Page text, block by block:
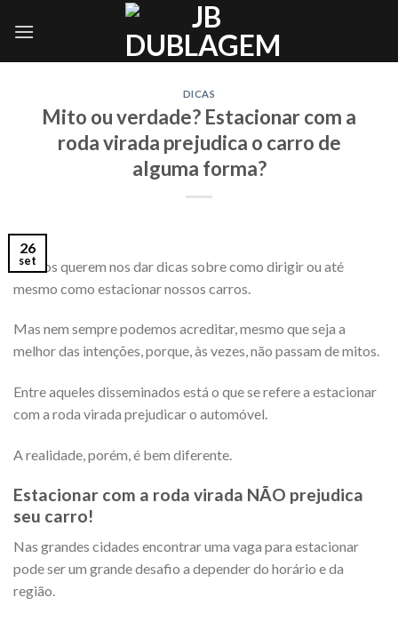
DICAS
Mito ou verdade? Estacionar com a
roda virada prejudica o carro de
alguma forma?
26
set
Muitos querem nos dar dicas sobre como dirigir ou até
mesmo como estacionar nossos carros.
Mas nem sempre podemos acreditar, mesmo que seja a
melhor das intenções, porque, às vezes, não passam de mitos.
Entre aqueles disseminados está o que se refere a estacionar
com a roda virada prejudicar o automóvel.
A realidade, porém, é bem diferente.
Estacionar com a roda virada NÃO prejudica
seu carro!
Nas grandes cidades encontrar uma vaga para estacionar
pode ser um grande desafio a depender do horário e da
região.